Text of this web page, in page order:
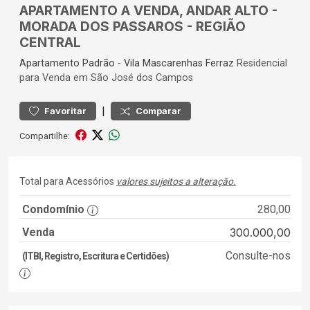
APARTAMENTO A VENDA, ANDAR ALTO -
MORADA DOS PASSAROS - REGIÃO
CENTRAL
Apartamento Padrão - Vila Mascarenhas Ferraz Residencial
para Venda em São José dos Campos
Favoritar | Comparar
Compartilhe:
Total para Acessórios valores sujeitos a alteração.
Condomínio
280,00
Venda
300.000,00
(ITBI, Registro, Escritura e Certidões) Consulte-nos